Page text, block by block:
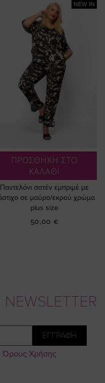
NEW IN
ΠΡΟΣΘΗΚΗ ΣΤΟ
ΚΑΛΑΘΙ
Παντελόνι σατέν εμπριμέ με
σε μαύρο/εκρού χρώμα
plus size
50,00 €
ΕΓΓΡΑΦΗ
Όρους Χρήσης